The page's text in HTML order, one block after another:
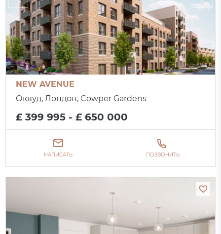
NEW AVENUE
Оквуд, Лондон, Cowper Gardens
£ 399 995 - £ 650 000
НАПИСАТЬ ПОЗВОНИТЬ